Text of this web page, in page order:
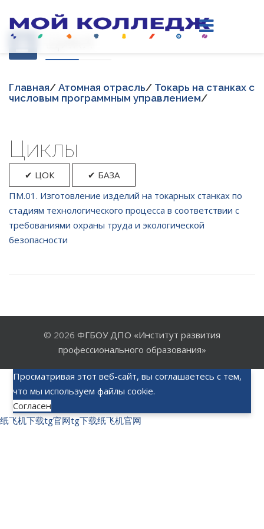
Цикл
Главная/ Атомная отрасль/ Токарь на станках с
числовым программным управлением/
Циклы
✔ ЦОК
✔ БАЗА
ПМ.01. Изготовление изделий на токарных станках по
стадиям технологического процесса в соответствии с
требованиями охраны труда и экологической
безопасности
© 2026 ФГБОУ ДПО «Институт развития
профессионального образования»
Просматривая этот веб-сайт, вы соглашаетесь с тем,
что мы используем файлы cookie.
Согласен
纸飞机下载tg官网tg下载纸飞机官网